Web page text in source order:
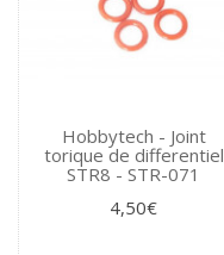
Hobbytech - Joint
torique de differentiel
STR8 - STR-071
4,50€